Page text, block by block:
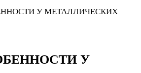
У МЕТАЛЛИЧЕСКИХ
У